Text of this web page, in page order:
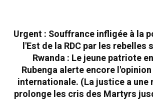
Urgent : Souffrance infligée à la
l'Est de la RDC par les rebelles
Rwanda : Le jeune patriote
Rubenga alerte encore
internationale. (La justice a une
prolonge les cris des Martyrs